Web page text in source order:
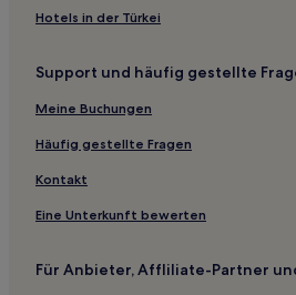
Hotels in der Türkei
Support und häufig gestellte
Meine Buchungen
Häufig gestellte Fragen
Kontakt
Eine Unterkunft bewerten
Für Anbieter, Affliliate-Partner